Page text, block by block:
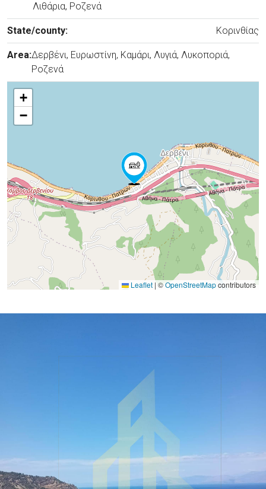
Λιθάρια, Ροζενά
State/county: Κορινθίας
Area:Δερβένι, Ευρωστίνη, Καμάρι, Λυγιά, Λυκοποριά,
Ροζενά
+
−
Leaflet | ©OpenStreetMapcontributors